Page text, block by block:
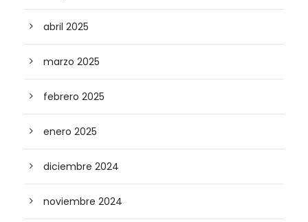
abril 2025
marzo 2025
febrero 2025
enero 2025
diciembre 2024
noviembre 2024